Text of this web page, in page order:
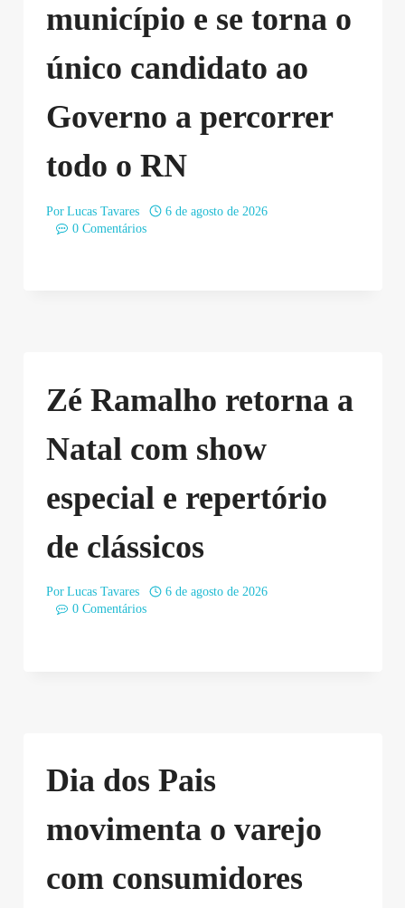
município e se torna o
único candidato ao
Governo a percorrer
todo o RN
Por Lucas Tavares
6 de agosto de 2026
0 Comentários
Zé Ramalho retorna a
Natal com show
especial e repertório
de clássicos
Por Lucas Tavares
6 de agosto de 2026
0 Comentários
Dia dos Pais
movimenta o varejo
com consumidores